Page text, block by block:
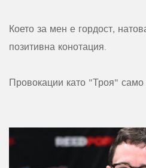
Което за мен е гордост,
позитивна конотация.
Провокации като "Троя" само